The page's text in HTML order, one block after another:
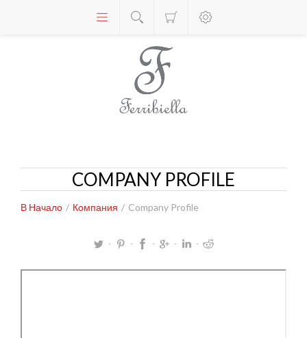
COMPANY PROFILE
В Начало / Компания / Company Profile